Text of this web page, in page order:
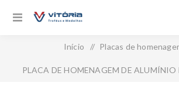
Início / Placas de
PLACA DE HOMENAGEM DE ALUMÍNIO